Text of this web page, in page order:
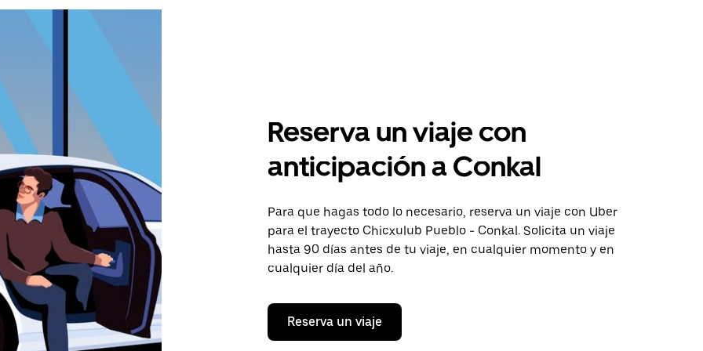
Reserva un viaje con
anticipación a Conkal
Para que hagas todo lo necesario, reserva un viaje con Uber
para el trayecto Chicxulub Pueblo - Conkal. Solicita un viaje
hasta 90 días antes de tu viaje, en cualquier momento y en
cualquier día del año.
Reserva un viaje